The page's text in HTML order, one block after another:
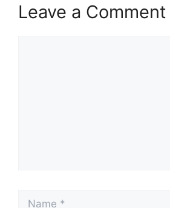
Leave a Comment
Name